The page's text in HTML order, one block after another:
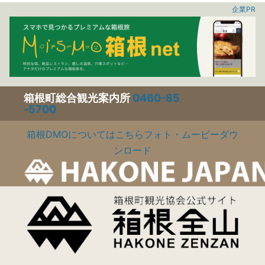
企業PR
箱根町総合観光案内所 0460-85
-5700
箱根DMOについてはこちらフォト・ムービーダウ
ンロード